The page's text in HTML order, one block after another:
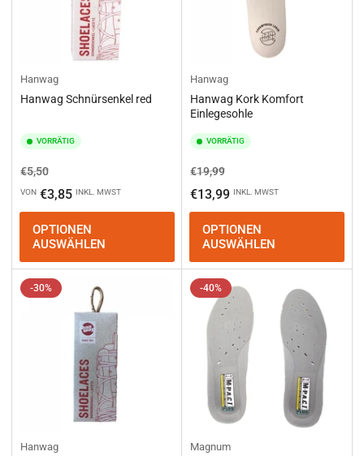
Hanwag
Hanwag Schnürsenkel red
VORRÄTIG
Normaler
Preis
€5,50Ausverkaufspreis
VON €3,85 INKL. MWST
OPTIONEN
AUSWÄHLEN
Hanwag
Hanwag Kork Komfort
Einlegesohle
VORRÄTIG
Normaler
Preis
€19,99Ausverkaufspreis
€13,99 INKL. MWST
OPTIONEN
AUSWÄHLEN
-30%
Hanwag
-40%
Magnum